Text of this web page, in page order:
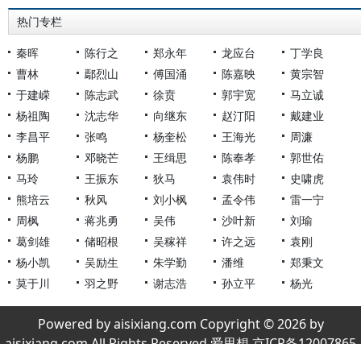
热门专栏
秦晖 陈行之 郑永年 龙应台
丁学良
曹林
鄢烈山 傅国涌 陈嘉映
黄宗智
于建嵘
陈志武 徐贲 郭宇宽
马立诚
杨祖陶
沈志华 向继东 赵汀阳
戴建业
李昌平
张鸣 杨奎松 王海光
周濂
杨鹏
邓晓芒 王缉思 陈奉孝
郭世佑
马玲
王振东 狄马 袁伟时
史啸虎
熊培云
秋风 刘小枫 孟令伟
雷一宁
周枫
蒋兆勇 吴伟 沙叶新
刘瑜
葛剑雄
储昭根 吴稼祥 许之远
袁刚
杨小凯
吴励生 朱学勤 潘维
郑秉文
莫于川
羽之野 谢志浩 孙立平 杨光
Powered by aisixiang.com Copyright © 2026 by